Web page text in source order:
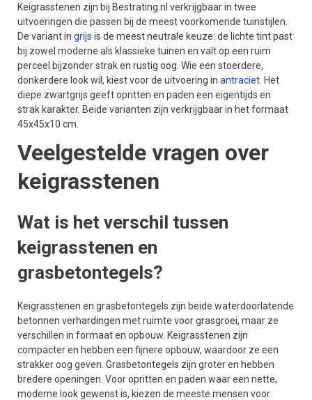
Keigrasstenen zijn bij Bestrating.nl verkrijgbaar in twee
uitvoeringen die passen bij de meest voorkomende tuinstijlen.
De variant in grijs is de meest neutrale keuze: de lichte tint past
bij zowel moderne als klassieke tuinen en valt op een ruim
perceel bijzonder strak en rustig oog. Wie een stoerdere,
donkerdere look wil, kiest voor de uitvoering in antraciet . Het
diepe zwartgrijs geeft opritten en paden een eigentijds en
strak karakter. Beide varianten zijn verkrijgbaar in het formaat
45x45x10 cm.
Veelgestelde vragen over
keigrasstenen
Wat is het verschil tussen
keigrasstenen en
grasbetontegels?
Keigrasstenen en grasbetontegels zijn beide waterdoorlatende
betonnen verhardingen met ruimte voor grasgroei, maar ze
verschillen in formaat en opbouw. Keigrasstenen zijn
compacter en hebben een fijnere opbouw, waardoor ze een
strakker oog geven. Grasbetontegels zijn groter en hebben
bredere openingen. Voor opritten en paden waar een nette,
moderne look gewenst is, kiezen de meeste mensen voor